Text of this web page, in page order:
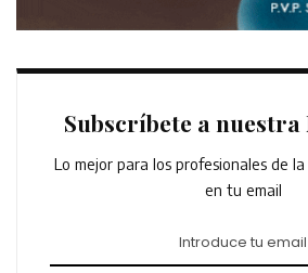
Subscríbete a
Lo mejor para los profesionales de
en tu email